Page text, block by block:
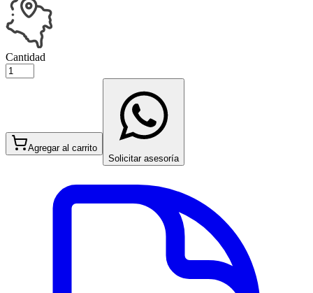
Cantidad
Agregar al carrito
Solicitar asesoría